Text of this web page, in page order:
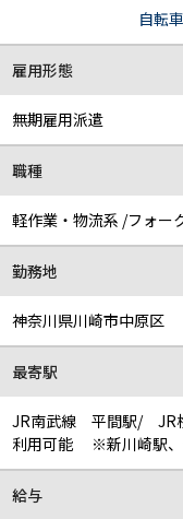
自転車
雇用形態
無期雇用派遣
職種
軽作業・物流系 /フォー
勤務地
神奈川県川崎市中原区
最寄駅
JR南武線 平間駅/ JR
利用可能 ※新川崎駅、
給与